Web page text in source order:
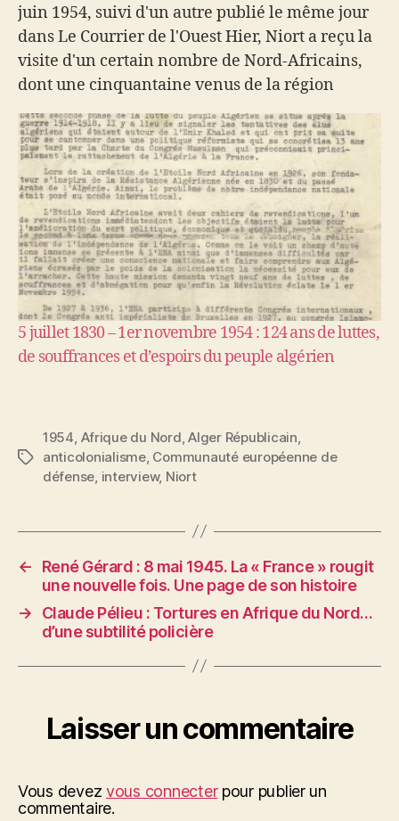
juin 1954, suivi d'un autre publié le même jour
dans Le Courrier de l'Ouest Hier, Niort a reçu la
visite d'un certain nombre de Nord-Africains,
dont une cinquantaine venus de la région
parisienne en autobus pour saluer Messali Hadj
à l'occasion de la…
5 juillet 1830 – 1er novembre 1954 : 124 ans de luttes,
de souffrances et d’espoirs du peuple algérien
Étiquettes
1954 Afrique du Nord ,Alger Républicain
anticolonialisme, Communauté européenne de
défense interview, Niort
←
René Gérard : 8 mai 1945. La « France » rougit
une nouvelle fois. Une page de son histoire
→
Claude Pélieu : Tortures en Afrique du Nord…
d’une subtilité policière
Laisser un commentaire
Vous devezvous connecterpour publier un
commentaire.